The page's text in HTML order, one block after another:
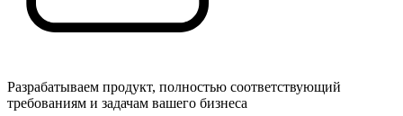
Разрабатываем продукт, полностью соответствующий
требованиям и задачам вашего бизнеса